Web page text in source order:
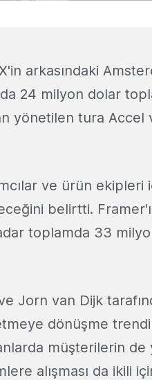
arkasındaki
24 milyon dolar
yönetilen tura Accel
ve ürün ekipleri
belirtti.
toplamda 33
Jorn van Dijk
dönüşme
müşterilerin
alışması da ikili